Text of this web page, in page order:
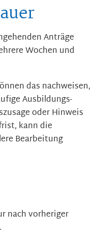
Anträge
Wochen und
das nachweisen,
Ausbildungs-
oder Hinweis
kann die
Bearbeitung
nach vorheriger